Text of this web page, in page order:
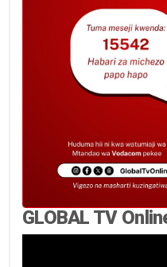
GLOBAL TV